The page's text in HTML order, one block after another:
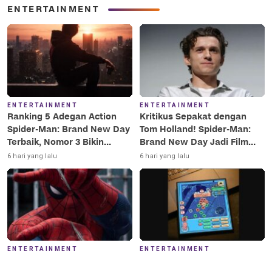
ENTERTAINMENT
ENTERTAINMENT
Ranking 5 Adegan Action
Spider-Man: Brand New Day
Terbaik, Nomor 3 Bikin
Terkesima!
6 hari yang lalu
ENTERTAINMENT
Kritikus Sepakat dengan
Tom Holland! Spider-Man:
Brand New Day Jadi Film
Terbaik Era MCU
6 hari yang lalu
ENTERTAINMENT ENTERTAINMENT